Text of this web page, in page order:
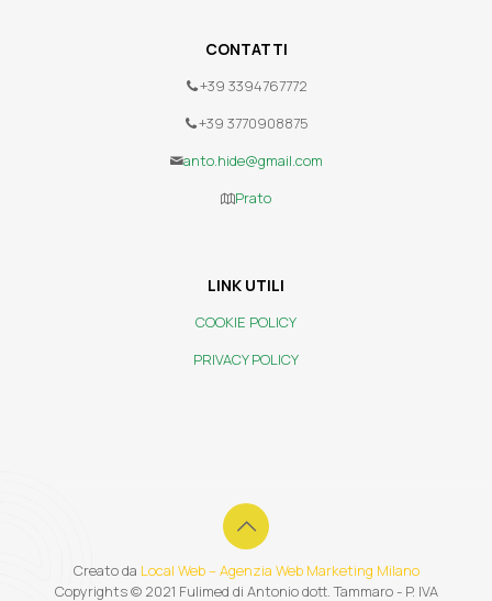
CONTATTI
+39 3394767772
+39 3770908875
anto.hide@gmail.com
Prato
LINK UTILI
COOKIE POLICY
PRIVACY POLICY
Creato da Local Web – Agenzia Web Marketing Milano
Copyrights © 2021 Fulimed di Antonio dott. Tammaro - P. IVA